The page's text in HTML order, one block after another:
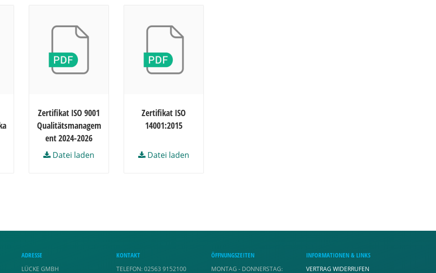
Zertifikat ISO 9001
Qualitätsmanagem
ent 2024-2026
Datei laden
Zertifikat ISO
14001:2015
Datei laden
ADRESSE
LÜCKE GMBH
KONTAKT
TELEFON: 02563 9152100
ÖFFNUNGSZEITEN
MONTAG - DONNERSTAG:
INFORMATIONEN & LINKS
VERTRAG WIDERRUFEN